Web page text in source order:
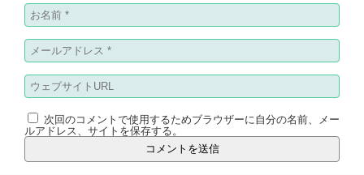
次回のコメントで使用するためブラウザーに自分の名前、メー
ルアドレス、サイトを保存する。